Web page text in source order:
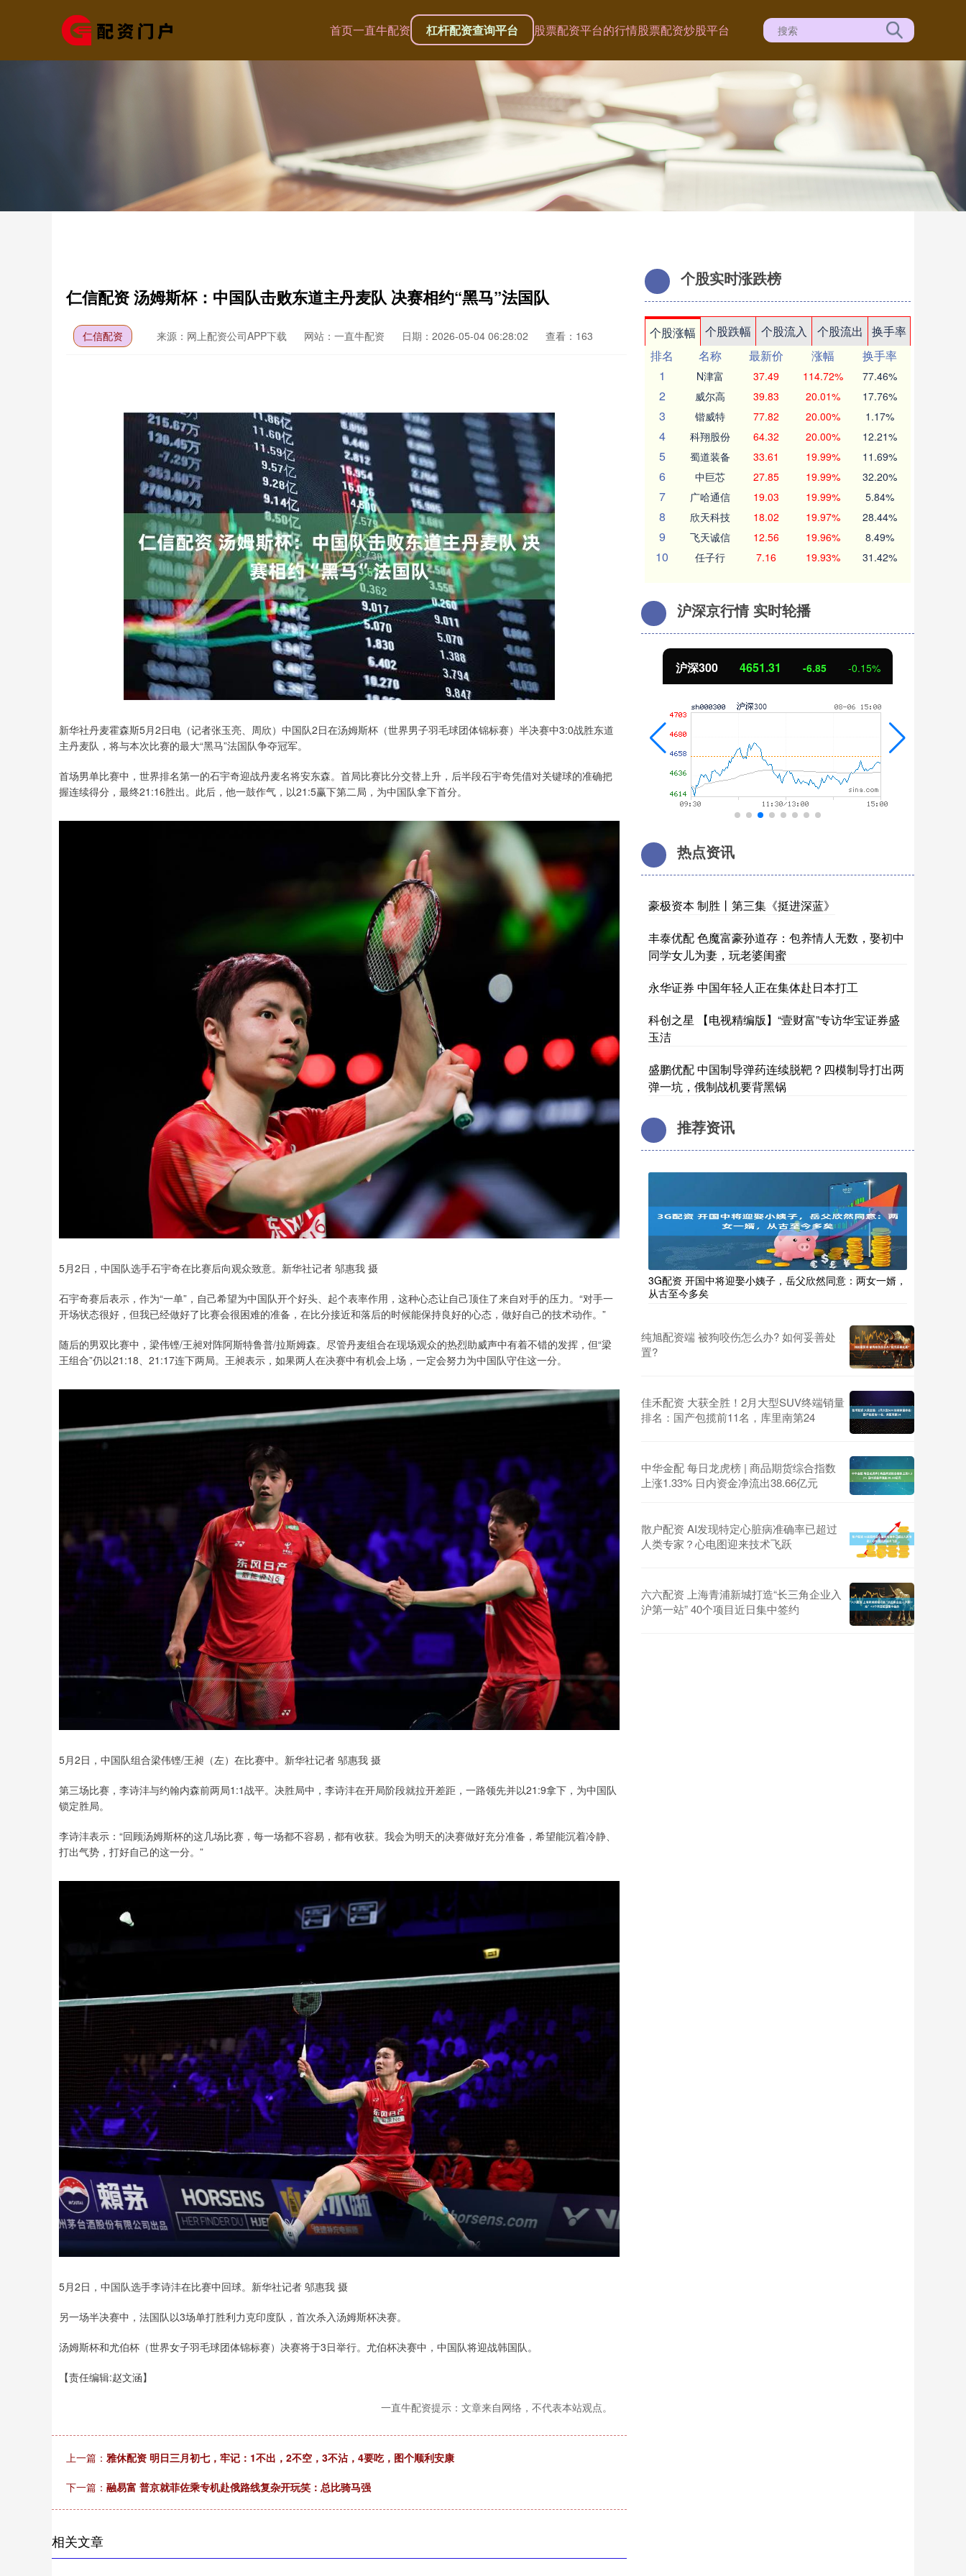
首页一直牛配资 杠杆配资查询平台 股票配资平台的行情股票配资炒股平台
仁信配资 汤姆斯杯：中国队击败东道主丹麦队 决赛相约“黑马”法国队
仁信配资 来源：网上配资公司APP下载 网站：一直牛配资 日期：2026-05-04 06:28:02 查看：163
新华社丹麦霍森斯5月2日电（记者张玉亮、周欣）中国队2日在汤姆斯杯（世界男子羽毛球团体锦标赛）半决赛中3:0战胜东道
主丹麦队，将与本次比赛的最大“黑马”法国队争夺冠军。
首场男单比赛中，世界排名第一的石宇奇迎战丹麦名将安东森。首局比赛比分交替上升，后半段石宇奇凭借对关键球的准确把
握连续得分，最终21:16胜出。此后，他一鼓作气，以21:5赢下第二局，为中国队拿下首分。
5月2日，中国队选手石宇奇在比赛后向观众致意。新华社记者 邬惠我 摄
石宇奇赛后表示，作为“一单”，自己希望为中国队开个好头、起个表率作用，这种心态让自己顶住了来自对手的压力。“对手一
开场状态很好，但我已经做好了比赛会很困难的准备，在比分接近和落后的时候能保持良好的心态，做好自己的技术动作。”
随后的男双比赛中，梁伟铿/王昶对阵阿斯特鲁普/拉斯姆森。尽管丹麦组合在现场观众的热烈助威声中有着不错的发挥，但“梁
王组合”仍以21:18、21:17连下两局。王昶表示，如果两人在决赛中有机会上场，一定会努力为中国队守住这一分。
5月2日，中国队组合梁伟铿/王昶（左）在比赛中。新华社记者 邬惠我 摄
第三场比赛，李诗沣与约翰内森前两局1:1战平。决胜局中，李诗沣在开局阶段就拉开差距，一路领先并以21:9拿下，为中国队
锁定胜局。
李诗沣表示：“回顾汤姆斯杯的这几场比赛，每一场都不容易，都有收获。我会为明天的决赛做好充分准备，希望能沉着冷静、
打出气势，打好自己的这一分。”
5月2日，中国队选手李诗沣在比赛中回球。新华社记者 邬惠我 摄
另一场半决赛中，法国队以3场单打胜利力克印度队，首次杀入汤姆斯杯决赛。
汤姆斯杯和尤伯杯（世界女子羽毛球团体锦标赛）决赛将于3日举行。尤伯杯决赛中，中国队将迎战韩国队。
【责任编辑:赵文涵】
一直牛配资提示：文章来自网络，不代表本站观点。
上一篇： 雅休配资 明日三月初七，牢记：1不出，2不空，3不沾，4要吃，图个顺利安康
下一篇： 融易富 普京就菲佐乘专机赴俄路线复杂开玩笑：总比骑马强
相关文章
个股实时涨跌榜
个股涨幅 个股跌幅 个股流入 个股流出
换手率
排名
名称 最新价 涨幅
换手率
1
N津富 37.49 114.72% 77.46%
2 威尔高 39.83 20.01% 17.76%
3 锴威特 77.82 20.00% 1.17%
4 科翔股份 64.32 20.00% 12.21%
5 蜀道装备 33.61 19.99% 11.69%
6 中巨芯 27.85 19.99% 32.20%
7 广哈通信 19.03 19.99% 5.84%
8 欣天科技 18.02 19.97% 28.44%
9 飞天诚信 12.56 19.96% 8.49%
10 任子行 7.16 19.93% 31.42%
沪深京行情 实时轮播
深证成指 14110.12 -34.08 -0.24% 沪深300 4651.31 -6.85 北证50 1122.88 3.42 0.30%
热点资讯
豪极资本 制胜丨第三集《挺进深蓝》
丰泰优配 色魔富豪孙道存：包养情人无数，娶初中
同学女儿为妻，玩老婆闺蜜
永华证券 中国年轻人正在集体赴日本打工
科创之星 【电视精编版】“壹财富”专访华宝证券盛
玉洁
盛鹏优配 中国制导弹药连续脱靶？四模制导打出两
弹一坑，俄制战机要背黑锅
推荐资讯
3G配资 开国中将迎娶小姨子，岳父欣然同意：两女一婿，
从古至今多矣
纯旭配资端 被狗咬伤怎么办? 如何妥善处
置?
佳禾配资 大获全胜！2月大型SUV终端销量
排名：国产包揽前11名，库里南第24
中华金配 每日龙虎榜 | 商品期货综合指数
上涨1.33% 日内资金净流出38.66亿元
散户配资 AI发现特定心脏病准确率已超过
人类专家？心电图迎来技术飞跃
六六配资 上海青浦新城打造“长三角企业入
沪第一站” 40个项目近日集中签约